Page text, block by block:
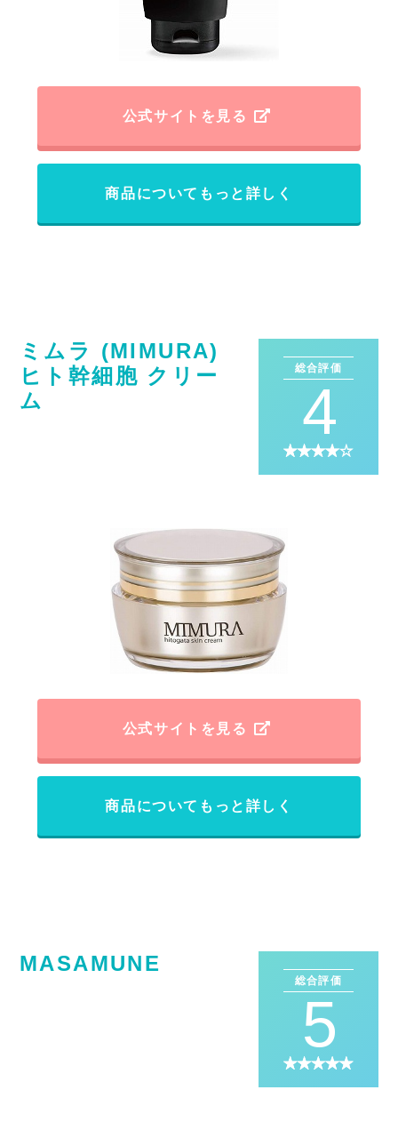
公式サイトを見る
商品についてもっと詳しく
ミムラ (MIMURA)
ヒト幹細胞 クリー
ム
総合評価
4
公式サイトを見る
商品についてもっと詳しく
MASAMUNE
総合評価
5